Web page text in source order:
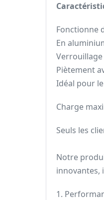
Fonctionne
En
Piètement
Idéal pour
Charge
Seuls les
Notre
innovantes,
1.